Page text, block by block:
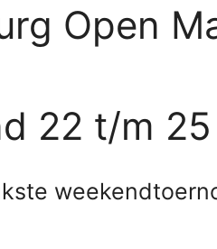
Open
22 t/m